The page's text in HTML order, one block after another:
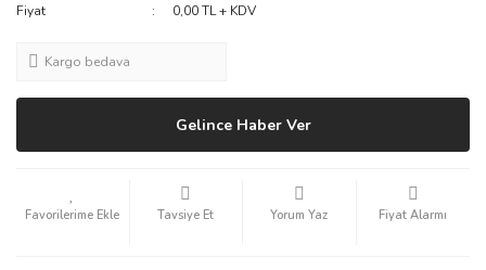
Fiyat
0,00 TL + KDV
Kargo bedava
Gelince Haber Ver
Tavsiye Et Yorum Yaz Fiyat Alarmı